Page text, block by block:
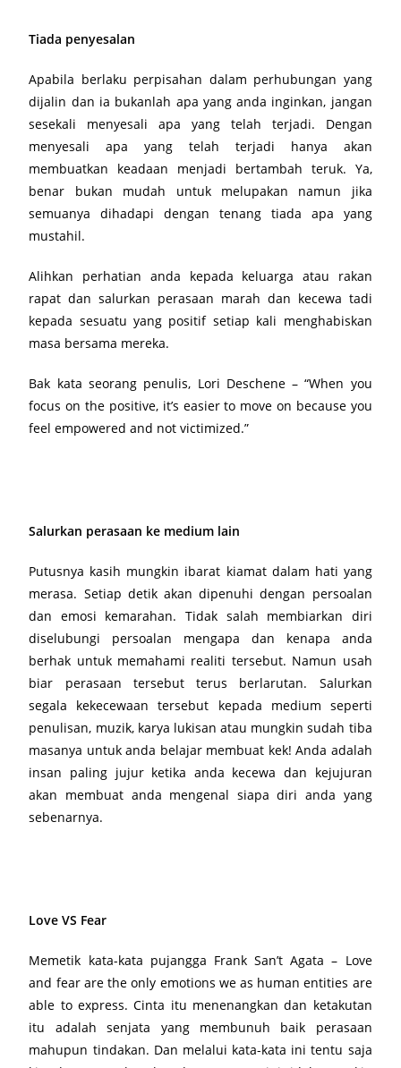
Tiada penyesalan
Apabila berlaku perpisahan dalam perhubungan yang
dijalin dan ia bukanlah apa yang anda inginkan, jangan
sesekali menyesali apa yang telah terjadi. Dengan
menyesali apa yang telah terjadi hanya akan
membuatkan keadaan menjadi bertambah teruk. Ya,
benar bukan mudah untuk melupakan namun jika
semuanya dihadapi dengan tenang tiada apa yang
mustahil.
Alihkan perhatian anda kepada keluarga atau rakan
rapat dan salurkan perasaan marah dan kecewa tadi
kepada sesuatu yang positif setiap kali menghabiskan
masa bersama mereka.
Bak kata seorang penulis, Lori Deschene – “When you
focus on the positive, it’s easier to move on because you
feel empowered and not victimized.”
Salurkan perasaan ke medium lain
Putusnya kasih mungkin ibarat kiamat dalam hati yang
merasa. Setiap detik akan dipenuhi dengan persoalan
dan emosi kemarahan. Tidak salah membiarkan diri
diselubungi persoalan mengapa dan kenapa anda
berhak untuk memahami realiti tersebut. Namun usah
biar perasaan tersebut terus berlarutan. Salurkan
segala kekecewaan tersebut kepada medium seperti
penulisan, muzik, karya lukisan atau mungkin sudah tiba
masanya untuk anda belajar membuat kek! Anda adalah
insan paling jujur ketika anda kecewa dan kejujuran
akan membuat anda mengenal siapa diri anda yang
sebenarnya.
Love VS Fear
Memetik kata-kata pujangga Frank San’t Agata – Love
and fear are the only emotions we as human entities are
able to express. Cinta itu menenangkan dan ketakutan
itu adalah senjata yang membunuh baik perasaan
mahupun tindakan. Dan melalui kata-kata ini tentu saja